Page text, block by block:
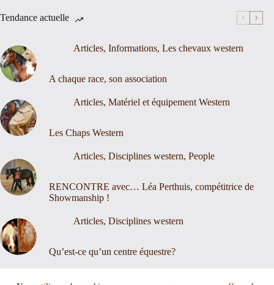
Tendance actuelle
Articles, Informations, Les chevaux western
A chaque race, son association
Articles, Matériel et équipement Western
Les Chaps Western
Articles, Disciplines western, People
RENCONTRE avec… Léa Perthuis, compétitrice de
Showmanship !
Articles, Disciplines western
Qu’est-ce qu’un centre équestre?
Nous contacter Mentions légales